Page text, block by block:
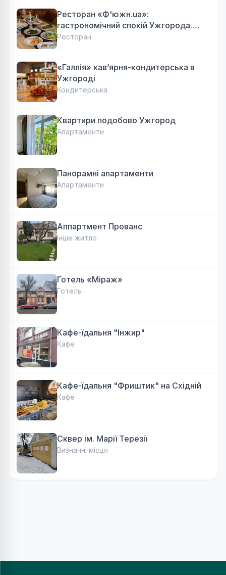
Ресторан «Ф'южн.ua»:
гастрономічний спокій Ужгорода.
Авторська локальна кухня, затишок
Ресторан
«Галлія» кав’ярня-кондитерська в
Ужгороді
Кондитерська
Квартири подобово Ужгород
Апартаменти
Панорамні апартаменти
Апартаменти
Аппартмент Прованс
Інше житло
Готель «Міраж»
Готель
Кафе-їдальня "Інжир"
Кафе
Кафе-їдальня "Фриштик" на Східній
Кафе
Сквер ім. Марії Терезії
Визначні місця